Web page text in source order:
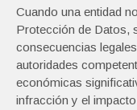
Cuando una entidad
Protección de Datos,
consecuencias
autoridades
económicas
infracción y el